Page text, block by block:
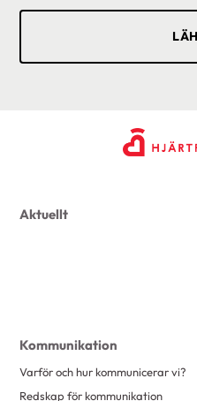
Aktuellt
Kommunikation
Varför och hur kommunicerar vi?
Redskap för kommunikation